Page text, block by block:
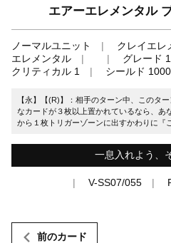
エアーエレメンタル
ノーマルユニット
クレイエレ
エレメンタル
グレード 1
クリティカル 1
シールド
【永】【(R)】：相手のターン中、このタ
なカードが３枚以上置かれているなら、あ
から１枚トリガーゾーンに出すかわりに『
一息入れよう、
V-SS07/055
前のカード